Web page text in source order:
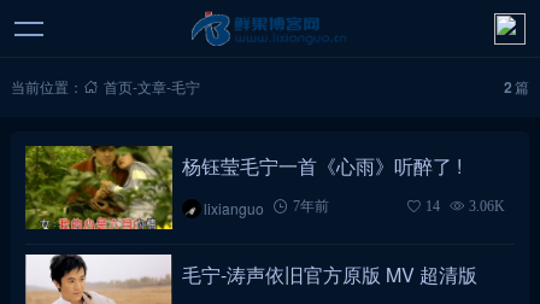
当前位置： 首页-文章-毛宁 2篇
杨钰莹毛宁一首《心雨》听醉了 !
lixianguo 7年前 14 3.06K
毛宁-涛声依旧官方原版 MV 超清版